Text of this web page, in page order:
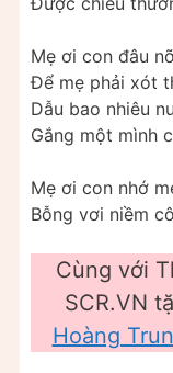
Mẹ ơi con đâu
Để mẹ phải xót
Dẫu bao nhiêu
Gắng một mình
Mẹ ơi con nhớ
Bỗng vơi niềm
Cùng với
SCR.VN
Hoàng